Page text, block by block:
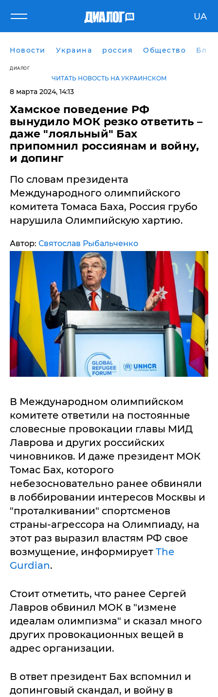
UA
Новости Украина россия Общество
ДИАЛОГ
ЧИТАТЬ НОВОСТЬ НА УКРАИНСКОМ
8 марта 2024, 14:13
Хамское поведение РФ
вынудило МОК резко ответить –
даже "лояльный" Бах
припомнил россиянам и войну,
и допинг
По словам президента
Международного олимпийского
комитета Томаса Баха, Россия грубо
нарушила Олимпийскую хартию.
Автор: Святослав Рыбальченко
В Международном олимпийском
комитете ответили на постоянные
словесные провокации главы МИД
Лаврова и других российских
чиновников. И даже президент МОК
Томас Бах, которого
небезосновательно ранее обвиняли
в лоббировании интересов Москвы и
"проталкивании" спортсменов
страны-агрессора на Олимпиаду, на
этот раз выразил властям РФ свое
возмущение, информирует The
Gurdian.
Стоит отметить, что ранее Сергей
Лавров обвинил МОК в "измене
идеалам олимпизма" и сказал много
других провокационных вещей в
адрес организации.
В ответ президент Бах вспомнил и
допинговый скандал, и войну в